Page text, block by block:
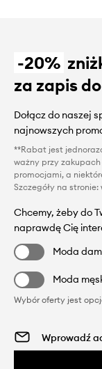
-20%
za zapis
Dołącz do naszej
najnowszych
**Rabat jest
ważny przy zakupach
promocjami, a
Szczegóły na stronie:
Chcemy, żeby do
naprawdę Cię
Moda
Moda
Wybór oferty jest